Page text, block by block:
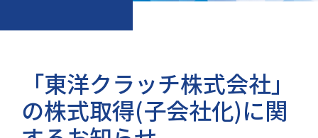
「東洋クラッチ株式会社」
の株式取得(子会社化)に関